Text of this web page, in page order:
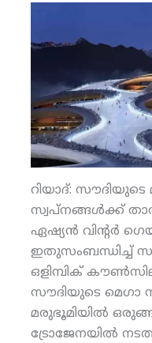
റിയാദ്:
സ്വപ്‌നങ്ങള്‍ക്ക്
ഏഷ്യന്‍ വിന്റര്‍
ഇതുസംബന്ധിച്ച്
ഒളിമ്പിക്
സൗദിയുടെ മെഗാ
മരുഭൂമിയില്‍
ട്രോജേനയില്‍